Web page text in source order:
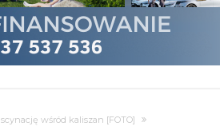
wśród kaliszan [FOTO]